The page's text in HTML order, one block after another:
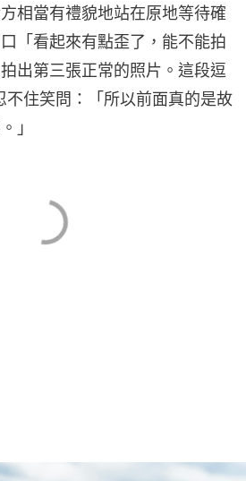
相當有禮貌地站在原地等待確
「看起來有點歪了，能不能拍
出第三張正常的照片。這段逗
不住笑問：「所以前面真的是故
」